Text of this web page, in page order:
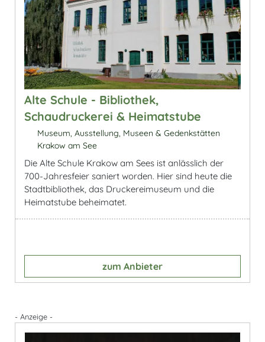
Alte Schule - Bibliothek,
Schaudruckerei & Heimatstube
Museum, Ausstellung, Museen & Gedenkstätten
Krakow am See
Die Alte Schule Krakow am Sees ist anlässlich der
700-Jahresfeier saniert worden. Hier sind heute die
Stadtbibliothek, das Druckereimuseum und die
Heimatstube beheimatet.
zum Anbieter
- Anzeige -